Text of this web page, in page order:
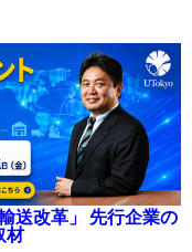
送改革」 先行企業の
材